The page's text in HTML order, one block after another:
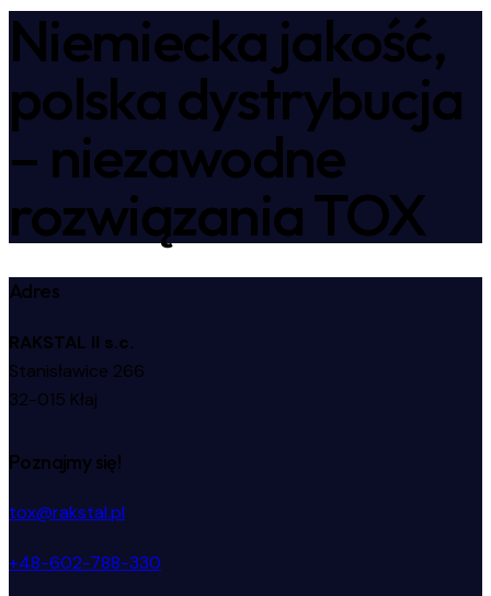
Niemiecka jakość,
polska dystrybucja
– niezawodne
rozwiązania TOX
Adres
RAKSTAL II s.c.
Stanisławice 266
32-015 Kłaj
Poznajmy się!
tox@rakstal.pl
+48-602-788-330